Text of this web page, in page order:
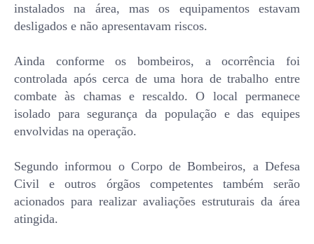
instalados na área, mas os equipamentos estavam
desligados e não apresentavam riscos.
Ainda conforme os bombeiros, a ocorrência foi
controlada após cerca de uma hora de trabalho entre
combate às chamas e rescaldo. O local permanece
isolado para segurança da população e das equipes
envolvidas na operação.
Segundo informou o Corpo de Bombeiros, a Defesa
Civil e outros órgãos competentes também serão
acionados para realizar avaliações estruturais da área
atingida.